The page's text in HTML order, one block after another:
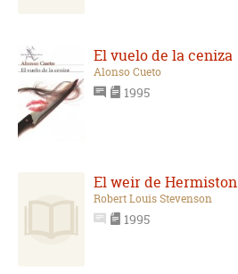
El vuelo de la ceniza
Alonso Cueto
1995
El weir de Hermiston
Robert Louis Stevenson
1995